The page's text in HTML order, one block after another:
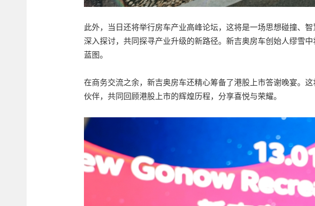
此外，当日还将举行房车产业高峰论坛，这将是一场思想碰撞、
深入探讨，共同探寻产业升级的新路径。新吉奥房车创始人缪雪
蓝图。
在商务交流之余，新吉奥房车还精心筹备了港股上市答谢晚宴。
伙伴，共同回顾港股上市的辉煌历程，分享喜悦与荣耀。